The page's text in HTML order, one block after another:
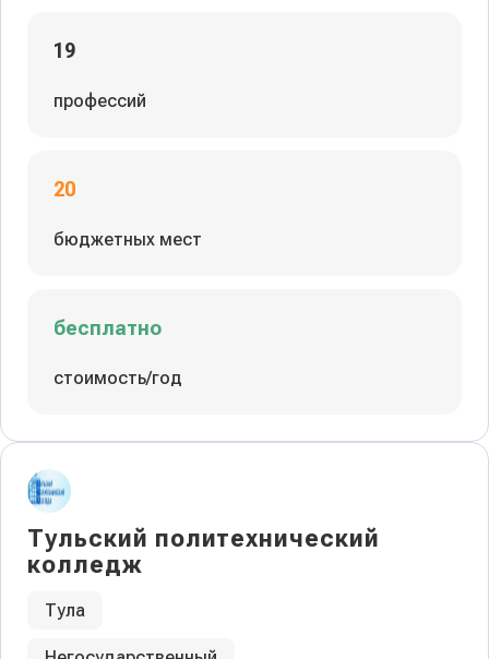
19
профессий
20
бюджетных мест
бесплатно
стоимость/год
Тульский политехнический
колледж
Тула